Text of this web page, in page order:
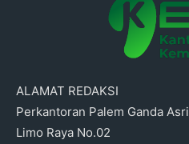
ALAMAT REDAKSI
Perkantoran Palem Ganda Asri
Limo Raya No.02